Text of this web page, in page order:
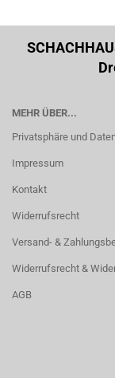
MEHR ÜBER...
Privatsphäre und
Impressum
Kontakt
Widerrufsrecht
Versand- &
Widerrufsrecht &
AGB